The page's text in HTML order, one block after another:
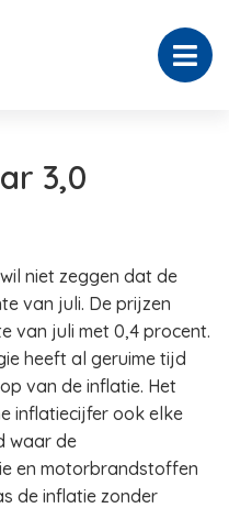
3,0
niet zeggen dat de
van juli. De prijzen
van juli met 0,4 procent.
heeft al geruime tijd
van de inflatie. Het
inflatiecijfer ook elke
waar de
en motorbrandstoffen
de inflatie zonder